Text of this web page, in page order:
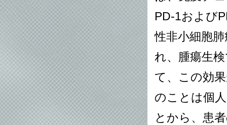
PD-1および
性非小細胞
れ、腫瘍生
て、この効
のことは個
とから、患